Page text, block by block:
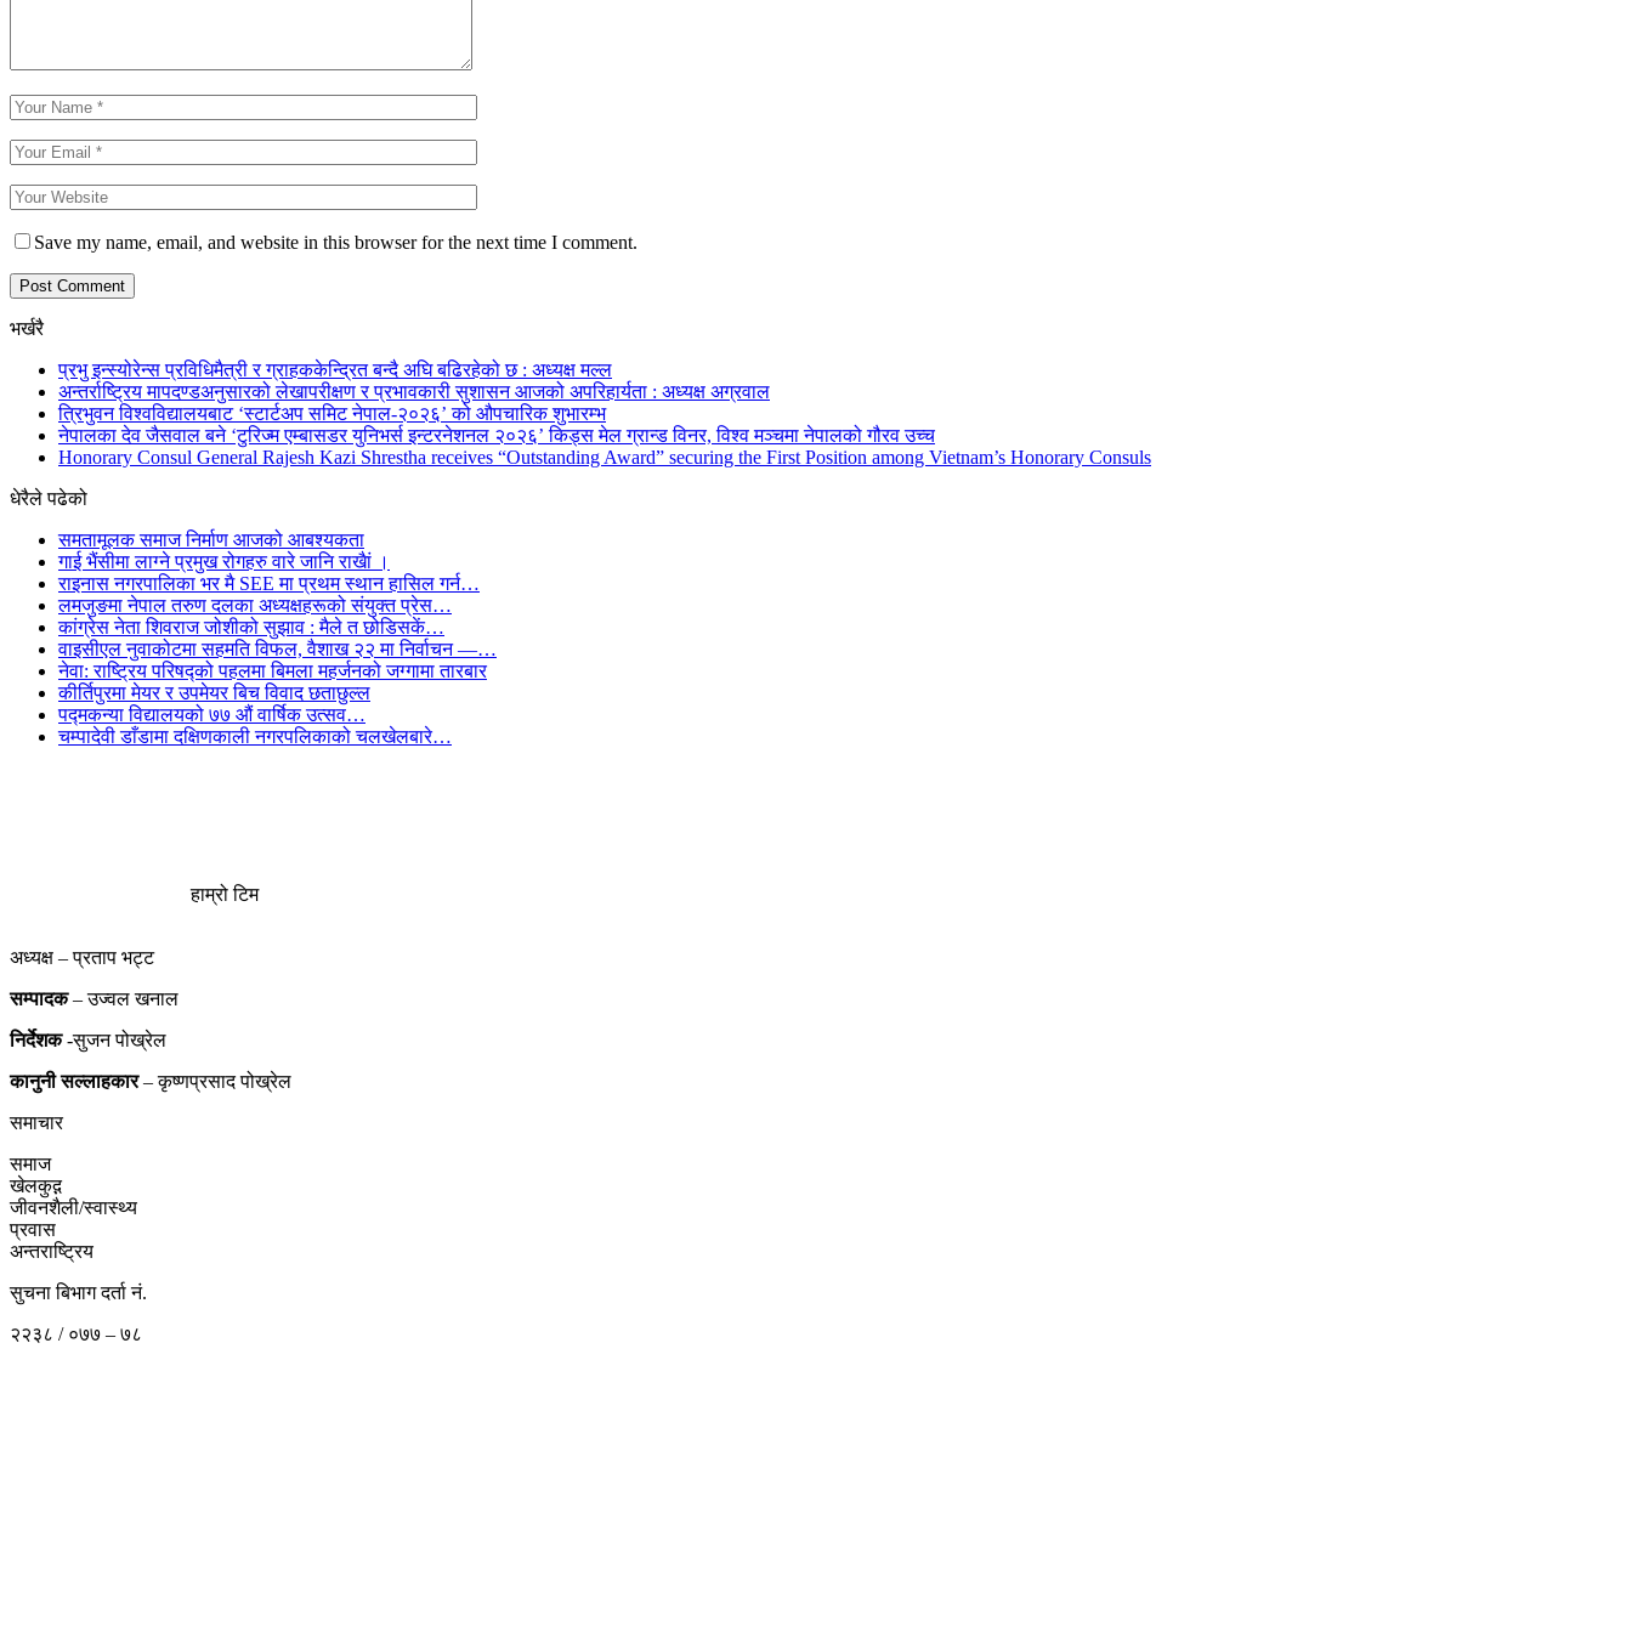
Save my name, email, and website in this browser for the next time I comment.
भर्खरै
प्रभु इन्स्योरेन्स प्रविधिमैत्री र ग्राहककेन्द्रित बन्दै अघि बढिरहेको छ : अध्यक्ष मल्ल
अन्तर्राष्ट्रिय मापदण्डअनुसारको लेखापरीक्षण र प्रभावकारी सुशासन आजको अपरिहार्यता : अध्यक्ष अग्रवाल
त्रिभुवन विश्वविद्यालयबाट ‘स्टार्टअप समिट नेपाल-२०२६’ को औपचारिक शुभारम्भ
नेपालका देव जैसवाल बने ‘टुरिज्म एम्बासडर युनिभर्स इन्टरनेशनल २०२६’ किड्स मेल ग्रान्ड विनर, विश्व मञ्चमा नेपालको गौरव उच्च
Honorary Consul General Rajesh Kazi Shrestha receives “Outstanding Award” securing the First Position among Vietnam’s Honorary Consuls
धेरैले पढेको
समतामूलक समाज निर्माण आजको आबश्यकता
गाई भैंसीमा लाग्ने प्रमुख रोगहरु वारे जानि राखैां ।
राइनास नगरपालिका भर मै SEE मा प्रथम स्थान हासिल गर्न…
लमजुङमा नेपाल तरुण दलका अध्यक्षहरूको संयुक्त प्रेस…
कांग्रेस नेता शिवराज जोशीको सुझाव : मैले त छोडिसकें…
वाइसीएल नुवाकोटमा सहमति विफल, वैशाख २२ मा निर्वाचन —…
नेवा: राष्ट्रिय परिषद्को पहलमा बिमला महर्जनको जग्गामा तारबार
कीर्तिपुरमा मेयर र उपमेयर बिच विवाद छताछुल्ल
पद्मकन्या विद्यालयको ७७ औं ‌‌वार्षिक ‌उत्सव…
चम्पादेवी डाँडामा दक्षिणकाली नगरपलिकाको चलखेलबारे…
हाम्रो टिम
अध्यक्ष – प्रताप भट्ट
सम्पादक– उज्वल खनाल
निर्देशक-सुजन पोख्रेल
कानुनी सल्लाहकार– कृष्णप्रसाद पोख्रेल
समाचार
समाज
खेलकुद़़
जीवनशैली/स्वास्थ्य
प्रवास
अन्तराष्ट्रिय
सुचना बिभाग दर्ता नं.
२२३८ / ०७७ – ७८